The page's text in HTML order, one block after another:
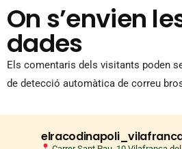
On s’envien
dades
Els comentaris dels visitants poden
de detecció automàtica de correu